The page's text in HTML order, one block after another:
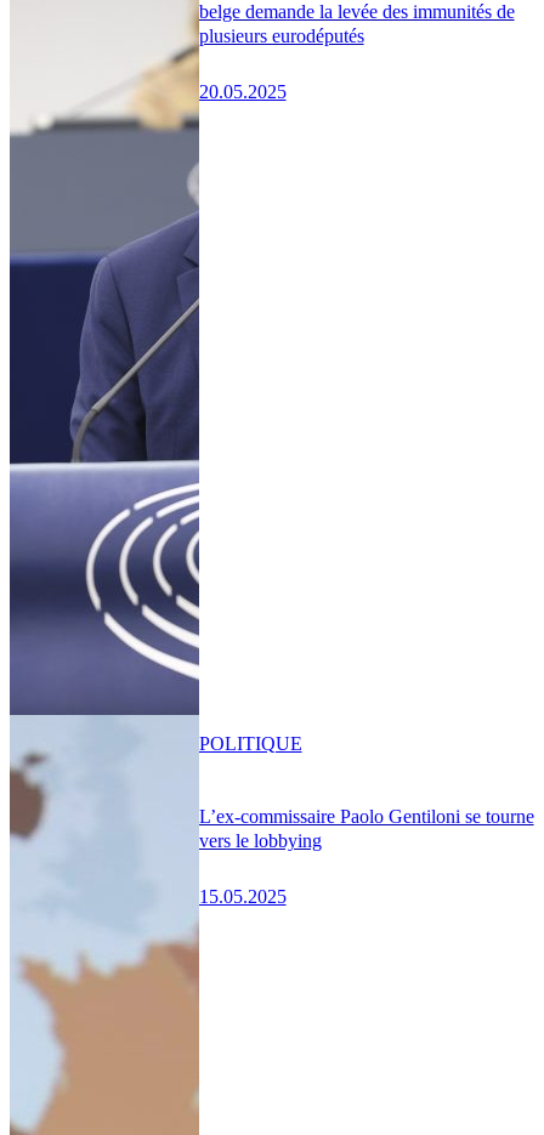
belge demande la levée des immunités de
plusieurs eurodéputés
20.05.2025
L’ex-commissaire Paolo Gentiloni se tourne
vers le lobbying
15.05.2025
POLITIQUE